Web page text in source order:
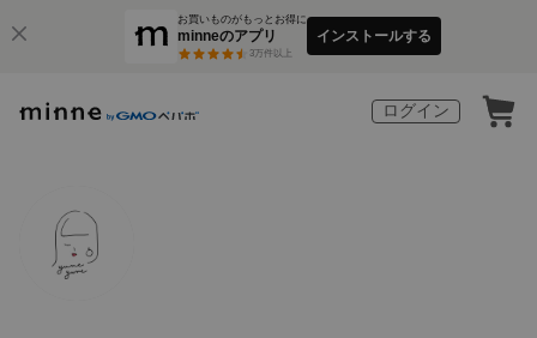
お買いものがもっとお得に
minneのアプリ
3万件以上
インストールする
ログイン